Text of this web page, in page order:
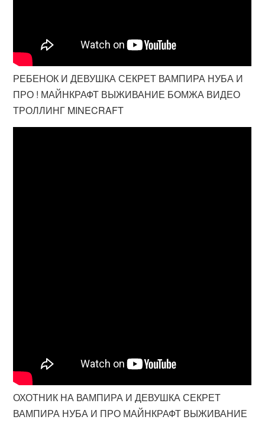
РЕБЕНОК И ДЕВУШКА СЕКРЕТ ВАМПИРА НУБА И
ПРО ! МАЙНКРАФТ ВЫЖИВАНИЕ БОМЖА ВИДЕО
ТРОЛЛИНГ MINECRAFT
ОХОТНИК НА ВАМПИРА И ДЕВУШКА СЕКРЕТ
ВАМПИРА НУБА И ПРО МАЙНКРАФТ ВЫЖИВАНИЕ